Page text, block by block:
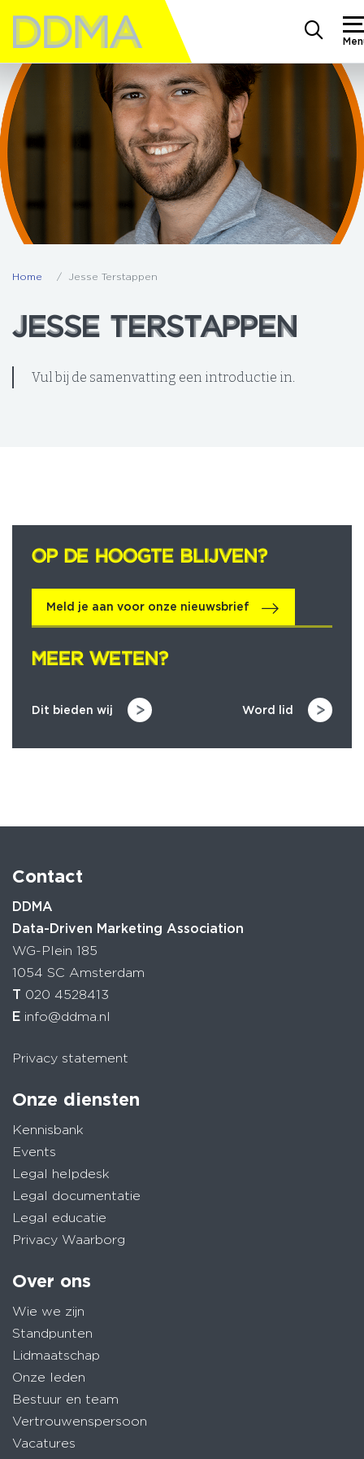
Home Jesse Terstappen
JESSE TERSTAPPEN
JESSE TERSTAPPEN
Vul bij de samenvatting een introductie in.
OP DE HOOGTE BLIJVEN?
OP DE HOOGTE BLIJVEN?
Meld je aan voor onze nieuwsbrief
MEER WETEN?
MEER WETEN?
Dit bieden wij Word lid
Contact
DDMA
Data-Driven Marketing Association
WG-Plein 185
1054 SC Amsterdam
T 020 4528413
E info@ddma.nl
Privacy statement
Onze diensten
Kennisbank
Events
Legal helpdesk
Legal documentatie
Legal educatie
Privacy Waarborg
Over ons
Wie we zijn
Standpunten
Lidmaatschap
Onze leden
Bestuur en team
Vertrouwenspersoon
Vacatures